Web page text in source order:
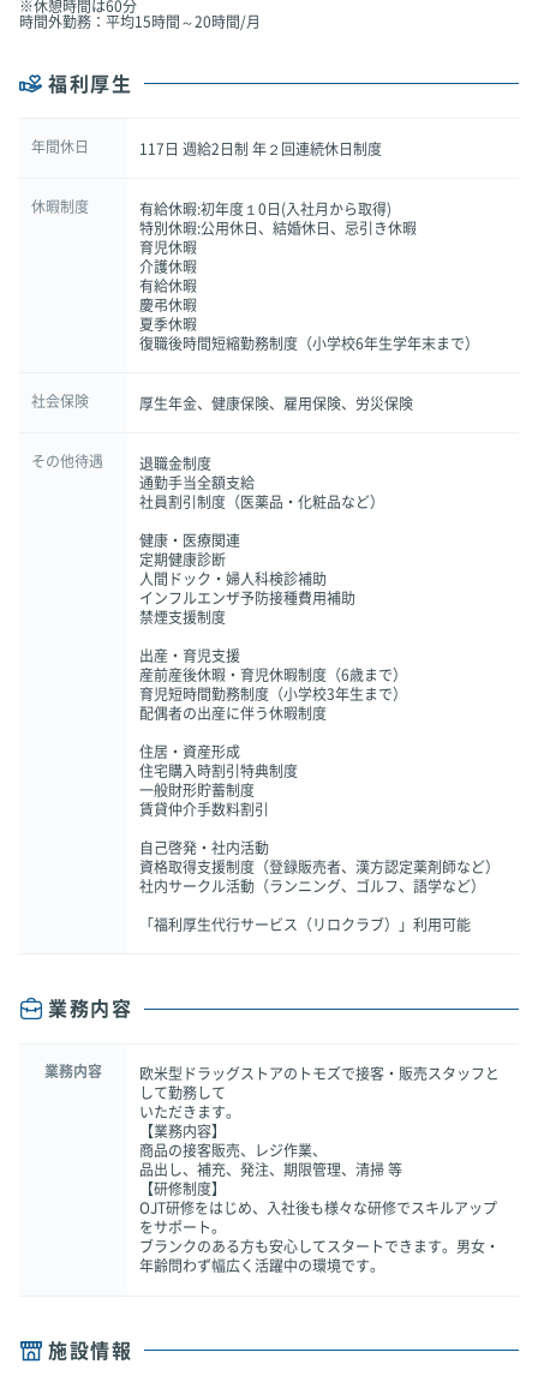
※休憩時間は60分
時間外勤務：平均15時間～20時間/月
福利厚生
年間休日 117日 週給2日制 年２回連続休日制度
休暇制度
有給休暇:初年度１0日(入社月から取得)
特別休暇:公用休日、結婚休日、忌引き休暇
育児休暇
介護休暇
有給休暇
慶弔休暇
夏季休暇
復職後時間短縮勤務制度（小学校6年生学年末まで）
社会保険 厚生年金、健康保険、雇用保険、労災保険
その他待遇
退職金制度
通勤手当全額支給
社員割引制度（医薬品・化粧品など）
健康・医療関連
定期健康診断
人間ドック・婦人科検診補助
インフルエンザ予防接種費用補助
禁煙支援制度
出産・育児支援
産前産後休暇・育児休暇制度（6歳まで）
育児短時間勤務制度（小学校3年生まで）
配偶者の出産に伴う休暇制度
住居・資産形成
住宅購入時割引特典制度
一般財形貯蓄制度
賃貸仲介手数料割引
自己啓発・社内活動
資格取得支援制度（登録販売者、漢方認定薬剤師など）
社内サークル活動（ランニング、ゴルフ、語学など）
「福利厚生代行サービス（リロクラブ）」利用可能
業務内容
業務内容
欧米型ドラッグストアのトモズで接客・販売スタッフと
して勤務して
いただきます。
【業務内容】
商品の接客販売、レジ作業、
品出し、補充、発注、期限管理、清掃 等
【研修制度】
OJT研修をはじめ、入社後も様々な研修でスキルアップ
をサポート。
ブランクのある方も安心してスタートできます。男女・
年齢問わず幅広く活躍中の環境です。
施設情報